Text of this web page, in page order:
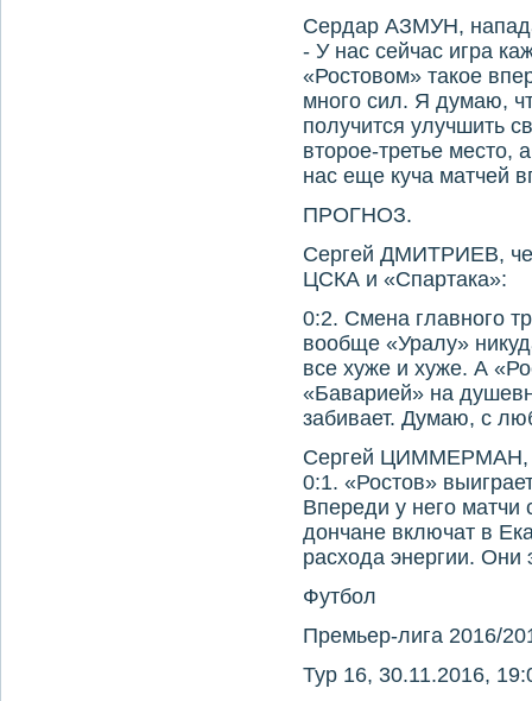
Сердар АЗМУН,
- У нас сейчас игра
«Ростовом» такое
много сил. Я думаю,
получится улучшить
второе-третье место,
нас еще куча матчей
ПРОГНОЗ.
Сергей ДМИТРИЕВ,
ЦСКА и «Спартака»:
0:2. Смена главного
вообще «Уралу»
все хуже и хуже. А
«Баварией» на
забивает. Думаю, с
Сергей ЦИММЕРМАН,
0:1. «Ростов»
Впереди у него матчи
дончане включат в
расхода энергии. Они
Футбол
Премьер-лига 2016/
Тур 16, 30.11.2016,